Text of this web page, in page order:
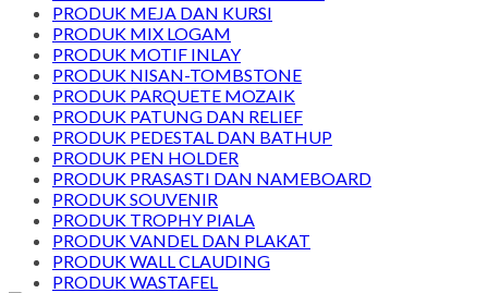
PRODUK MEJA DAN KURSI
PRODUK MIX LOGAM
PRODUK MOTIF INLAY
PRODUK NISAN-TOMBSTONE
PRODUK PARQUETE MOZAIK
PRODUK PATUNG DAN RELIEF
PRODUK PEDESTAL DAN BATHUP
PRODUK PEN HOLDER
PRODUK PRASASTI DAN NAMEBOARD
PRODUK SOUVENIR
PRODUK TROPHY PIALA
PRODUK VANDEL DAN PLAKAT
PRODUK WALL CLAUDING
PRODUK WASTAFEL